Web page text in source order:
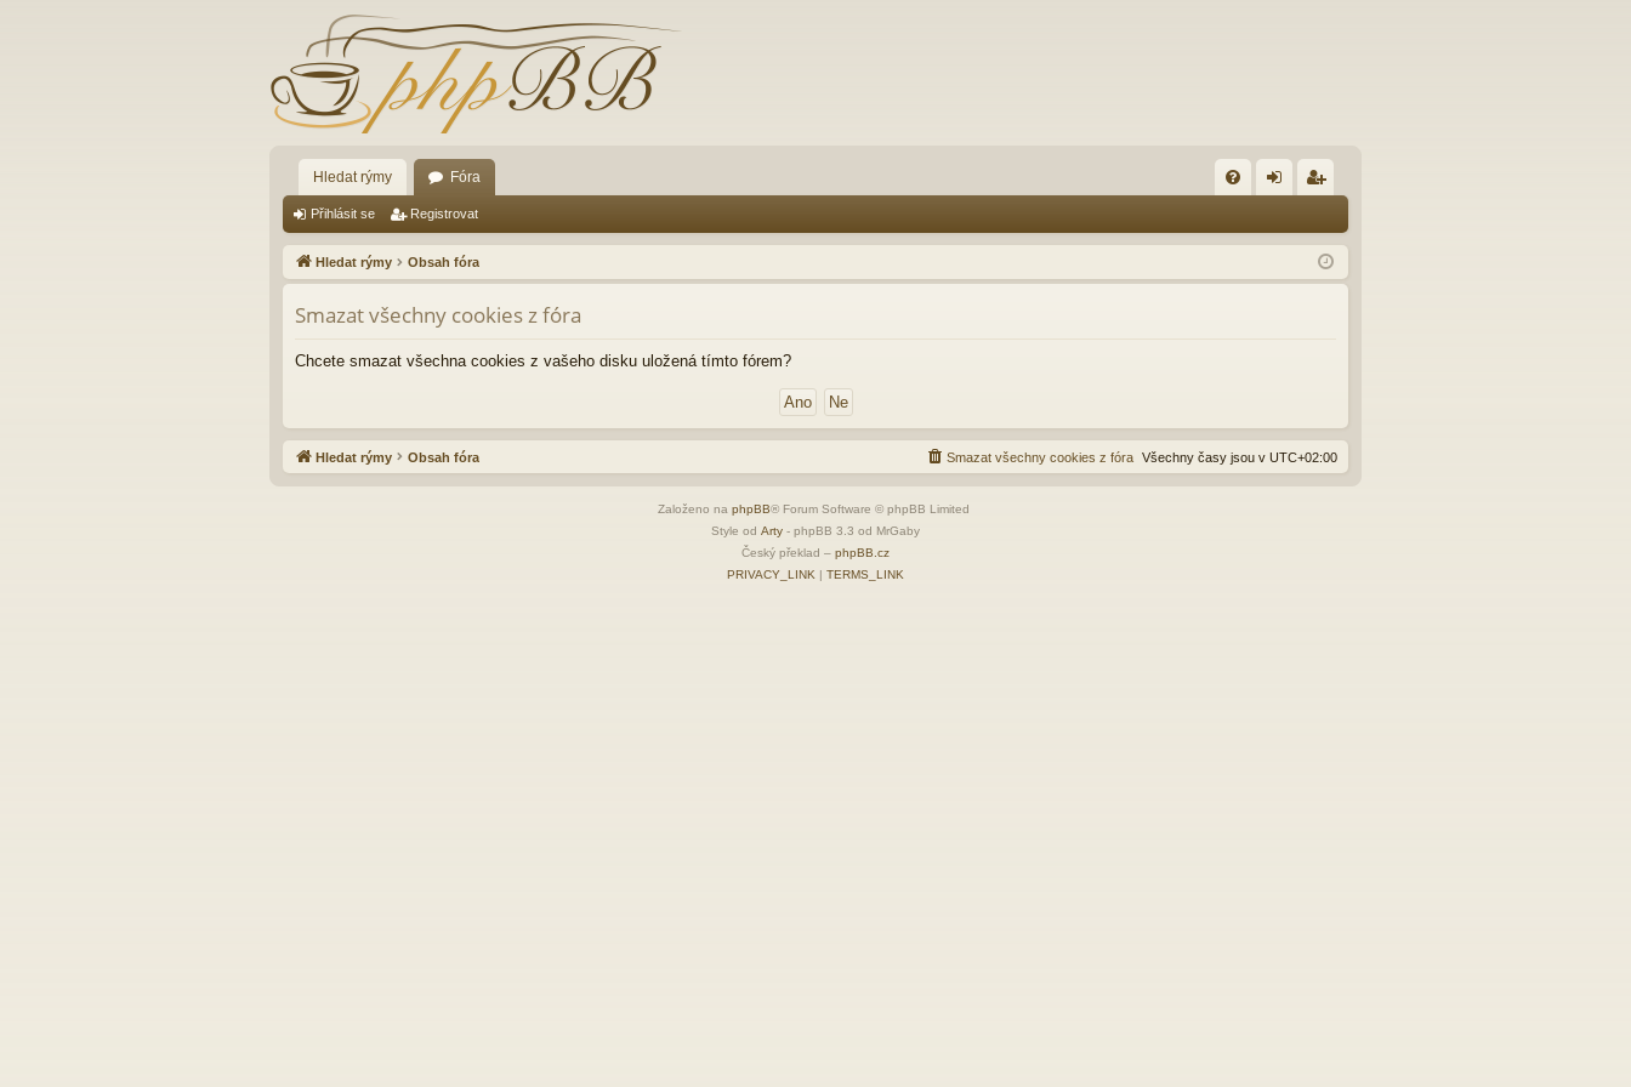
Hledat rýmy Fóra
Q lá
sit
ist
ro
Přihlásit se Registrovat
Hledat rýmy Obsah fóra
Smazat všechny cookies z fóra
Chcete smazat všechna cookies z vašeho disku uložená tímto fórem?
Hledat rýmy Obsah fóra Všechny časy jsou v UTC+02:00
Smazat všechny cookies z fóra
Založeno na phpBB® Forum Software © phpBB Limited
Style od Arty - phpBB 3.3 od MrGaby
Český překlad – phpBB.cz
PRIVACY_LINK | TERMS_LINK